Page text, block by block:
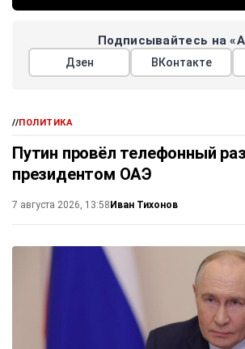
Подписывайтесь на
Дзен ВКонтакте
//ПОЛИТИКА
Путин провёл телефонный
президентом ОАЭ
7 августа 2026, 13:58Иван Тихонов